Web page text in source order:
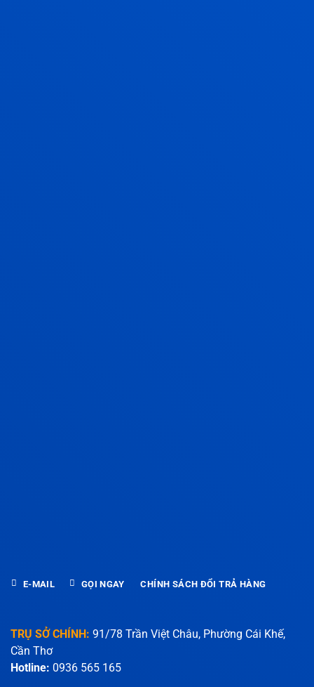
TRỤ SỞ CHÍNH: 91/78 Trần Việt Châu, Phường Cái Khế,
Cần Thơ
Hotline: 0936 565 165
E-MAIL GỌI NGAY CHÍNH SÁCH ĐỔI TRẢ HÀNG